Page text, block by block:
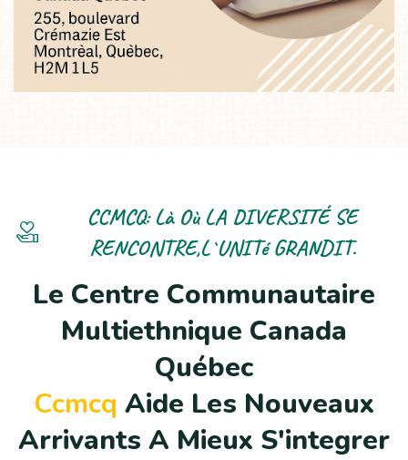
CCMCQ: Là Où LA DIVERSITÉ SE
RENCONTRE,L`UNITé GRANDIT.
Le Centre Communautaire
Multiethnique Canada
Québec
Ccmcq Aide Les Nouveaux
Arrivants A Mieux S'integrer